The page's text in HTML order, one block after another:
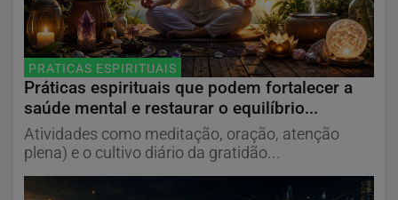
PRATICAS ESPIRITUAIS
Práticas espirituais que podem fortalecer a
saúde mental e restaurar o equilíbrio...
Atividades como meditação, oração, atenção
plena) e o cultivo diário da gratidão...